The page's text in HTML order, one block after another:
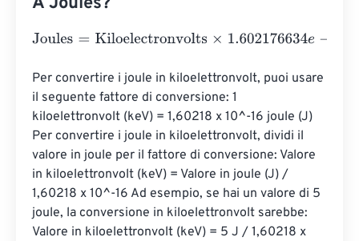
Joules= Kiloelectronvolts×1.602176634e-25
Per convertire i joule in kiloelettronvolt, puoi usare
il seguente fattore di conversione: 1
kiloelettronvolt (keV) = 1,60218 x 10^-16 joule (J)
Per convertire i joule in kiloelettronvolt, dividi il
valore in joule per il fattore di conversione: Valore
in kiloelettronvolt (keV) = Valore in joule (J) /
1,60218 x 10^-16 Ad esempio, se hai un valore di 5
joule, la conversione in kiloelettronvolt sarebbe:
Valore in kiloelettronvolt (keV) = 5 J / 1,60218 x